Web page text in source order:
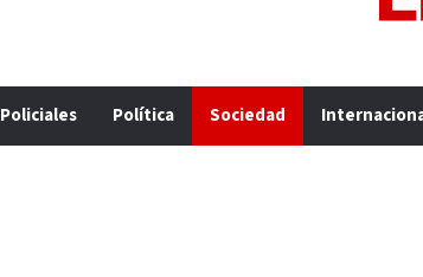
Policiales Política Sociedad